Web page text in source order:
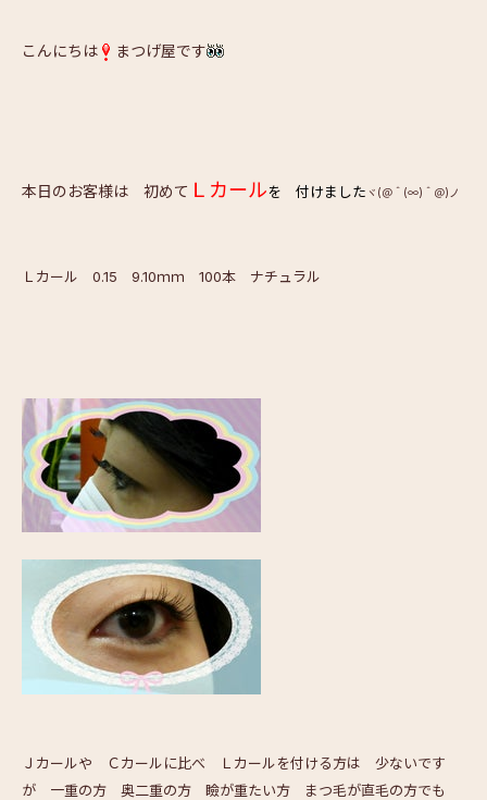
こんにちは まつげ屋です
本日のお客様は 初めて Ｌカールを 付けました ヾ(＠＾(∞)＾＠)ノ
Ｌカール 0.15 9.10ｍｍ 100本 ナチュラル
Ｊカールや Ｃカールに比べ Ｌカールを付ける方は 少ないです
が 一重の方 奥二重の方 瞼が重たい方 まつ毛が直毛の方でも